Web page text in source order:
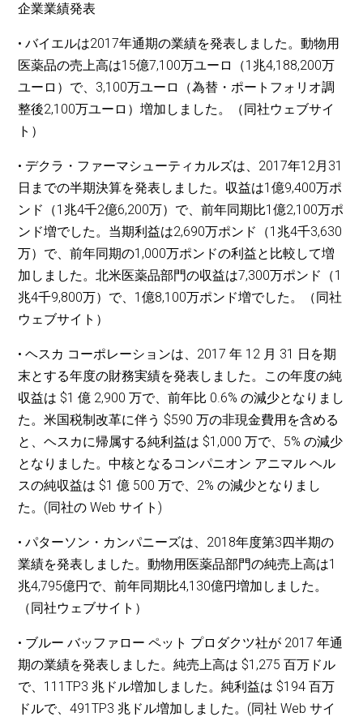
企業業績発表
• バイエルは2017年通期の業績を発表しました。動物用
医薬品の売上高は15億7,100万ユーロ（1兆4,188,200万
ユーロ）で、3,100万ユーロ（為替・ポートフォリオ調
整後2,100万ユーロ）増加しました。（同社ウェブサイ
ト）
• デクラ・ファーマシューティカルズは、2017年12月31
日までの半期決算を発表しました。収益は1億9,400万ポ
ンド（1兆4千2億6,200万）で、前年同期比1億2,100万ポ
ンド増でした。当期利益は2,690万ポンド（1兆4千3,630
万）で、前年同期の1,000万ポンドの利益と比較して増
加しました。北米医薬品部門の収益は7,300万ポンド（1
兆4千9,800万）で、1億8,100万ポンド増でした。（同社
ウェブサイト）
• ヘスカ コーポレーションは、2017 年 12 月 31 日を期
末とする年度の財務実績を発表しました。この年度の純
収益は $1 億 2,900 万で、前年比 0.6% の減少となりまし
た。米国税制改革に伴う $590 万の非現金費用を含める
と、ヘスカに帰属する純利益は $1,000 万で、5% の減少
となりました。中核となるコンパニオン アニマル ヘル
スの純収益は $1 億 500 万で、2% の減少となりまし
た。(同社の Web サイト)
• パターソン・カンパニーズは、2018年度第3四半期の
業績を発表しました。動物用医薬品部門の純売上高は1
兆4,795億円で、前年同期比4,130億円増加しました。
（同社ウェブサイト）
• ブルー バッファロー ペット プロダクツ社が 2017 年通
期の業績を発表しました。純売上高は $1,275 百万ドル
で、111TP3 兆ドル増加しました。純利益は $194 百万
ドルで、491TP3 兆ドル増加しました。(同社 Web サイ